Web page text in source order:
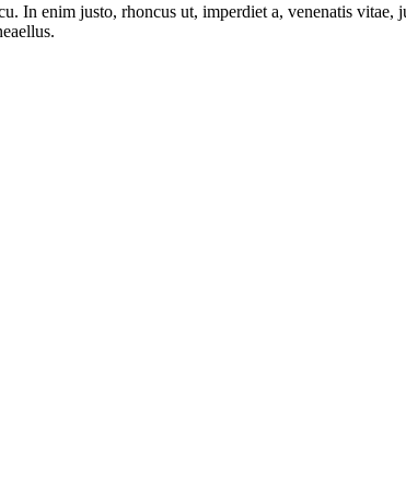
In enim justo, rhoncus ut, imperdiet a, venenatis